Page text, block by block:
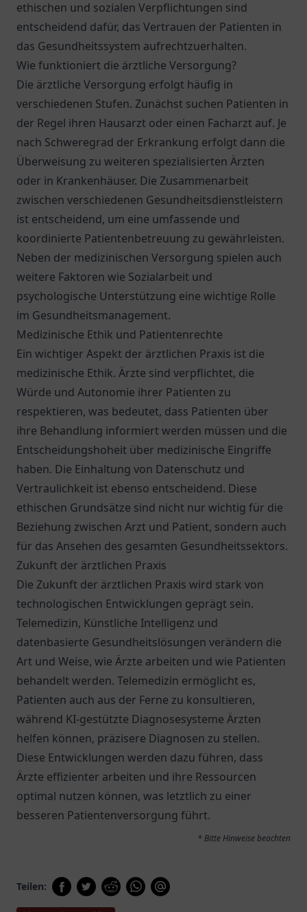
ethischen und sozialen Verpflichtungen sind
entscheidend dafür, das Vertrauen der Patienten in
das Gesundheitssystem aufrechtzuerhalten.
Wie funktioniert die ärztliche Versorgung?
Die ärztliche Versorgung erfolgt häufig in
verschiedenen Stufen. Zunächst suchen Patienten in
der Regel ihren Hausarzt oder einen Facharzt auf. Je
nach Schweregrad der Erkrankung erfolgt dann die
Überweisung zu weiteren spezialisierten Ärzten
oder in Krankenhäuser. Die Zusammenarbeit
zwischen verschiedenen Gesundheitsdienstleistern
ist entscheidend, um eine umfassende und
koordinierte Patientenbetreuung zu gewährleisten.
Neben der medizinischen Versorgung spielen auch
weitere Faktoren wie Sozialarbeit und
psychologische Unterstützung eine wichtige Rolle
im Gesundheitsmanagement.
Medizinische Ethik und Patientenrechte
Ein wichtiger Aspekt der ärztlichen Praxis ist die
medizinische Ethik. Ärzte sind verpflichtet, die
Würde und Autonomie ihrer Patienten zu
respektieren, was bedeutet, dass Patienten über
ihre Behandlung informiert werden müssen und die
Entscheidungshoheit über medizinische Eingriffe
haben. Die Einhaltung von Datenschutz und
Vertraulichkeit ist ebenso entscheidend. Diese
ethischen Grundsätze sind nicht nur wichtig für die
Beziehung zwischen Arzt und Patient, sondern auch
für das Ansehen des gesamten Gesundheitssektors.
Zukunft der ärztlichen Praxis
Die Zukunft der ärztlichen Praxis wird stark von
technologischen Entwicklungen geprägt sein.
Telemedizin, Künstliche Intelligenz und
datenbasierte Gesundheitslösungen verändern die
Art und Weise, wie Ärzte arbeiten und wie Patienten
behandelt werden. Telemedizin ermöglicht es,
Patienten auch aus der Ferne zu konsultieren,
während KI-gestützte Diagnosesysteme Ärzten
helfen können, präzisere Diagnosen zu stellen.
Diese Entwicklungen werden dazu führen, dass
Ärzte effizienter arbeiten und ihre Ressourcen
optimal nutzen können, was letztlich zu einer
besseren Patientenversorgung führt.
* Bitte Hinweise beachten
Teilen: